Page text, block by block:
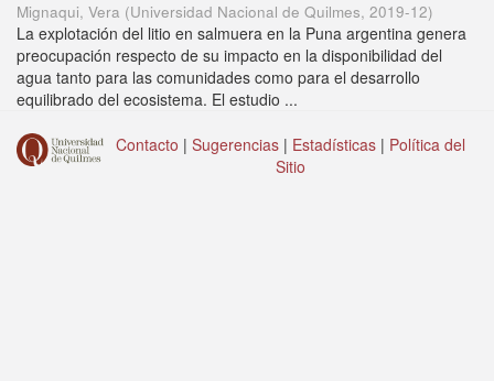
Mignaqui, Vera (Universidad Nacional de Quilmes, 2019-12)
La explotación del litio en salmuera en la Puna argentina genera
preocupación respecto de su impacto en la disponibilidad del
agua tanto para las comunidades como para el desarrollo
equilibrado del ecosistema. El estudio ...
Contacto | Sugerencias | Estadísticas | Política del
Sitio